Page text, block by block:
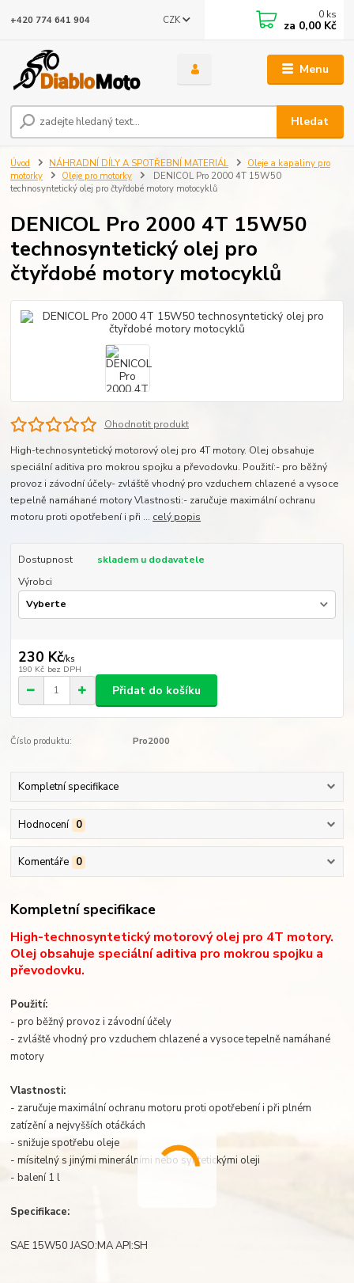
Menu
CZK
Hledat
+420 774 641 904 0 ks
za 0,00 Kč
Úvod NÁHRADNÍ DÍLY A SPOTŘEBNÍ MATERIÁL
Oleje a kapaliny pro
motorky
Oleje pro motorky
DENICOL Pro 2000 4T 15W50
technosyntetický olej pro čtyřdobé motory motocyklů
DENICOL Pro 2000 4T 15W50
technosyntetický olej pro
čtyřdobé motory motocyklů
Ohodnotit produkt
High-technosyntetický motorový olej pro 4T motory. Olej obsahuje
speciální aditiva pro mokrou spojku a převodovku. Použití:- pro běžný
provoz i závodní účely- zvláště vhodný pro vzduchem chlazené a vysoce
tepelně namáhané motory Vlastnosti:- zaručuje maximální ochranu
motoru proti opotřebení i při ... celý popis
Dostupnost
skladem u dodavatele
Výrobci
230 Kč/ks
190 Kč bez DPH
Přidat do košíku
Číslo produktu: Pro2000
Kompletní specifikace
Hodnocení 0
Komentáře 0
Kompletní specifikace
High-technosyntetický motorový olej pro 4T motory.
Olej obsahuje speciální aditiva pro mokrou spojku a
převodovku.
Použití:
- pro běžný provoz i závodní účely
- zvláště vhodný pro vzduchem chlazené a vysoce tepelně namáhané
motory
Vlastnosti:
- zaručuje maximální ochranu motoru proti opotřebení i při plném
zatízění a nejvyšších otáčkách
- snižuje spotřebu oleje
- mísitelný s jinými minerálními nebo syntetickými oleji
- balení 1 l
Specifikace:
SAE 15W50 JASO:MA API:SH